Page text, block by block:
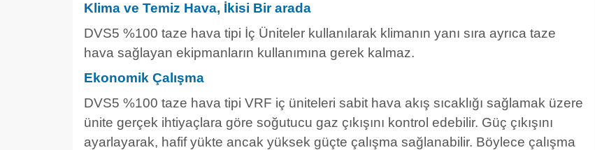
Klima ve Temiz Hava, İkisi Bir arada
DVS5 %100 taze hava tipi İç Üniteler kullanılarak klimanın yanı sıra ayrıca taze
hava sağlayan ekipmanların kullanımına gerek kalmaz.
Ekonomik Çalışma
DVS5 %100 taze hava tipi VRF iç üniteleri sabit hava akış sıcaklığı sağlamak üzere
ünite gerçek ihtiyaçlara göre soğutucu gaz çıkışını kontrol edebilir. Güç çıkışını
ayarlayarak, hafif yükte ancak yüksek güçte çalışma sağlanabilir. Böylece çalışma